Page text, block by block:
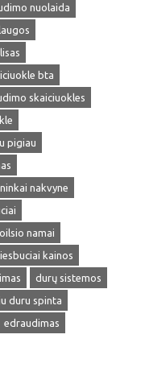
nuolaida
bta
skaiciuokles
pigiau
nakvyne
namai
kainos
durų sistemos
duru spinta
edraudimas